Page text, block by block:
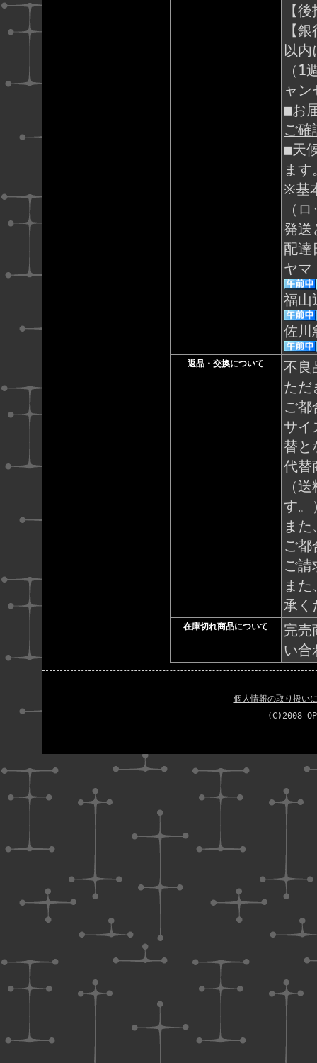
【
【
以内
（1
ャ
■お
ご確
■天
ます
※基
（
発送
配達
ヤマ
福山
佐川
返品・交換について
不良
ただ
ご都
サイ
替と
代替
（
す。
ま
ご都
ご請
ま
承く
在庫切れ商品について
完売
い合
個人情報の取り扱い
(C)2008